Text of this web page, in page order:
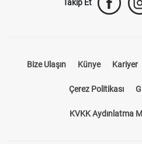
Takip Et
Bize Ulaşın Künye Kariyer
Çerez Politikası
KVKK Aydınlatma